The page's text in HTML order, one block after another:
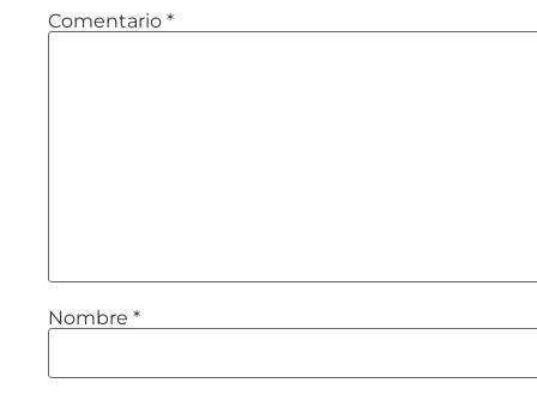
Comentario *
Nombre *